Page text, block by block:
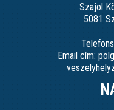
Szajol
5081
Email cím: